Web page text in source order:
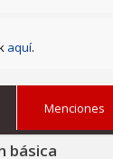
aquí.
Menciones
básica